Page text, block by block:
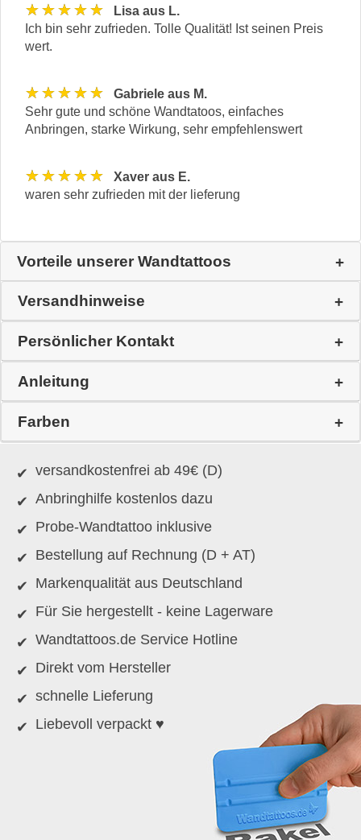
★★★★★
Lisa aus L.
Ich bin sehr zufrieden. Tolle Qualität! Ist seinen Preis
wert.
★★★★★
Gabriele aus M.
Sehr gute und schöne Wandtatoos, einfaches
Anbringen, starke Wirkung, sehr empfehlenswert
★★★★★
Xaver aus E.
waren sehr zufrieden mit der lieferung
Vorteile unserer Wandtattoos
Versandhinweise
Persönlicher Kontakt
Anleitung
Farben
versandkostenfrei ab 49€ (D)
Anbringhilfe kostenlos dazu
Probe-Wandtattoo inklusive
Bestellung auf Rechnung (D + AT)
Markenqualität aus Deutschland
Für Sie hergestellt - keine Lagerware
Wandtattoos.de Service Hotline
Direkt vom Hersteller
schnelle Lieferung
Liebevoll verpackt ♥